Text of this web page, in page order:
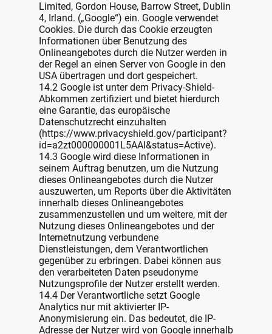
Limited, Gordon House, Barrow Street, Dublin
4, Irland. („Google“) ein. Google verwendet
Cookies. Die durch das Cookie erzeugten
Informationen über Benutzung des
Onlineangebotes durch die Nutzer werden in
der Regel an einen Server von Google in den
USA übertragen und dort gespeichert.
14.2 Google ist unter dem Privacy-Shield-
Abkommen zertifiziert und bietet hierdurch
eine Garantie, das europäische
Datenschutzrecht einzuhalten
(https://www.privacyshield.gov/participant?
id=a2zt000000001L5AAI&status=Active).
14.3 Google wird diese Informationen in
seinem Auftrag benutzen, um die Nutzung
dieses Onlineangebotes durch die Nutzer
auszuwerten, um Reports über die Aktivitäten
innerhalb dieses Onlineangebotes
zusammenzustellen und um weitere, mit der
Nutzung dieses Onlineangebotes und der
Internetnutzung verbundene
Dienstleistungen, dem Verantwortlichen
gegenüber zu erbringen. Dabei können aus
den verarbeiteten Daten pseudonyme
Nutzungsprofile der Nutzer erstellt werden.
14.4 Der Verantwortliche setzt Google
Analytics nur mit aktivierter IP-
Anonymisierung ein. Das bedeutet, die IP-
Adresse der Nutzer wird von Google innerhalb